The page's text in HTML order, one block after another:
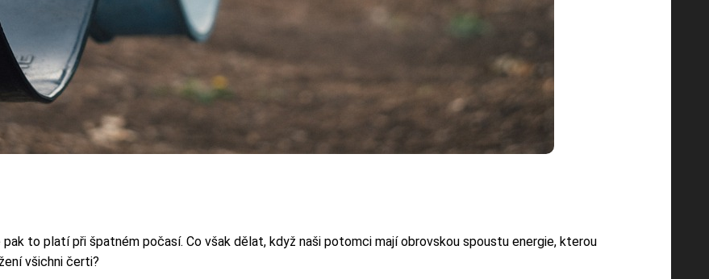
to platí při špatném počasí. Co však dělat, když naši potomci mají obrovskou spoustu energie, kterou
všichni čerti?